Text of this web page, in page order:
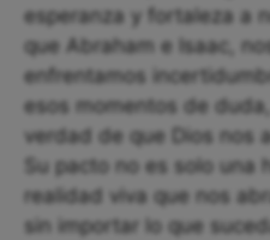
esperanza y fortaleza a
que Abraham e Isaac,
enfrentamos
esos momentos de
verdad de que Dios nos
Su pacto no es solo
realidad viva que nos
sin importar lo que